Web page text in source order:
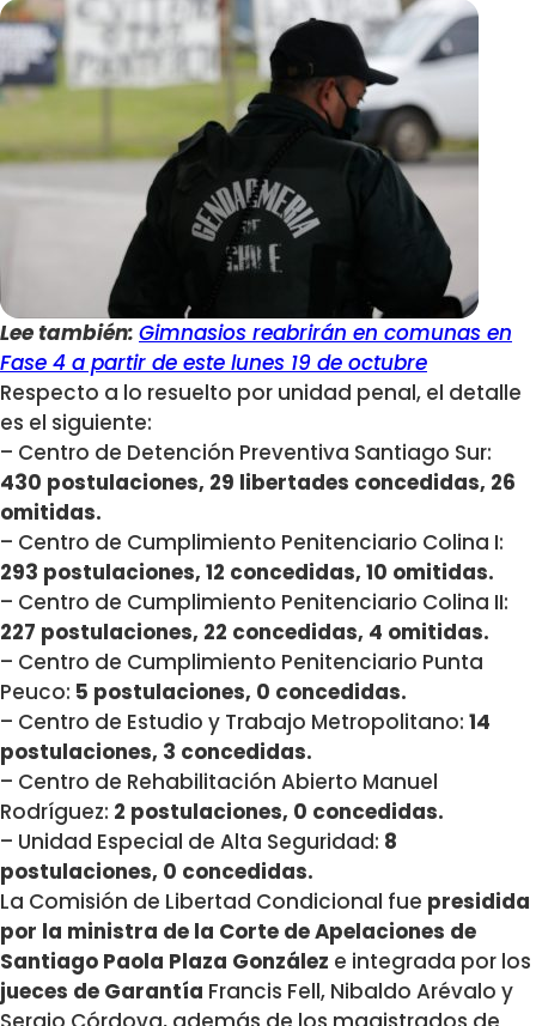
Lee también: Gimnasios reabrirán en comunas en
Fase 4 a partir de este lunes 19 de octubre
Respecto a lo resuelto por unidad penal, el detalle
es el siguiente:
– Centro de Detención Preventiva Santiago Sur:
430 postulaciones, 29 libertades concedidas, 26
omitidas.
– Centro de Cumplimiento Penitenciario Colina I:
293 postulaciones, 12 concedidas, 10 omitidas.
– Centro de Cumplimiento Penitenciario Colina II:
227 postulaciones, 22 concedidas, 4 omitidas.
– Centro de Cumplimiento Penitenciario Punta
Peuco: 5 postulaciones, 0 concedidas.
– Centro de Estudio y Trabajo Metropolitano: 14
postulaciones, 3 concedidas.
– Centro de Rehabilitación Abierto Manuel
Rodríguez: 2 postulaciones, 0 concedidas.
– Unidad Especial de Alta Seguridad: 8
postulaciones, 0 concedidas.
La Comisión de Libertad Condicional fue presidida
por la ministra de la Corte de Apelaciones de
Santiago Paola Plaza González e integrada por los
jueces de Garantía Francis Fell, Nibaldo Arévalo y